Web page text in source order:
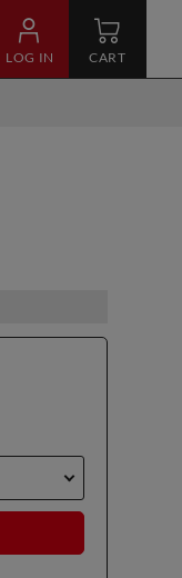
LOG IN CART